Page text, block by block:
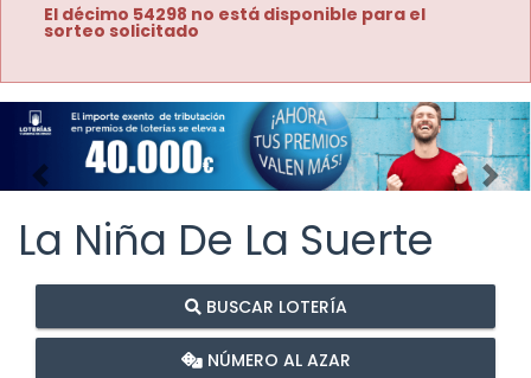
El décimo 54298 no está disponible para el
sorteo solicitado
Imagen anterior
La Niña De La Suerte
BUSCAR LOTERÍA
NÚMERO AL AZAR